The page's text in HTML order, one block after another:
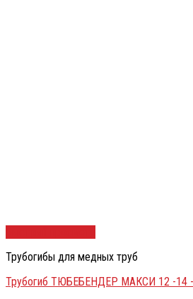
Трубогибы для медных труб
Трубогиб ТЮБЕБЕНДЕР МАКСИ 12 -14